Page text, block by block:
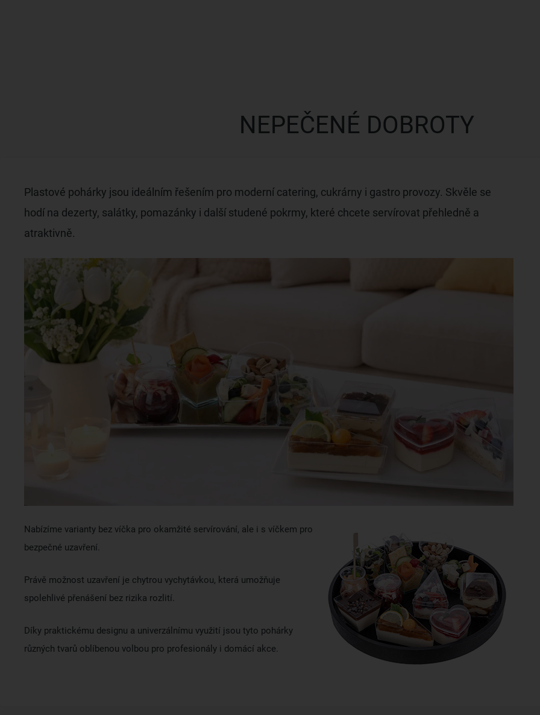
NEPEČENÉ DOBROTY
Plastové pohárky jsou ideálním řešením pro moderní catering, cukrárny i gastro provozy. Skvěle se
hodí na dezerty, salátky, pomazánky i další studené pokrmy, které chcete servírovat přehledně a
atraktivně.
Nabízíme varianty bez víčka pro okamžité servírování, ale i s víčkem pro
bezpečné uzavření.
Právě možnost uzavření je chytrou vychytávkou, která umožňuje
spolehlivé přenášení bez rizika rozlití.
Díky praktickému designu a univerzálnímu využití jsou tyto pohárky
různých tvarů oblíbenou volbou pro profesionály i domácí akce.